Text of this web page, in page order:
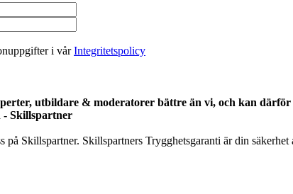
i vårIntegritetspolicy
på Skillspartner. Skillspartners Trygghetsgaranti är din